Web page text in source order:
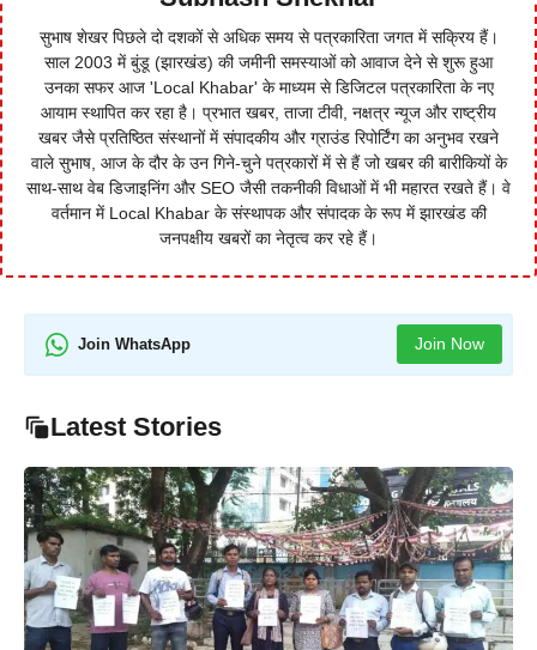
सुभाष शेखर पिछले दो दशकों से अधिक समय से पत्रकारिता जगत में सक्रिय हैं।
साल 2003 में बुंडू (झारखंड) की जमीनी समस्याओं को आवाज देने से शुरू हुआ
उनका सफर आज 'Local Khabar' के माध्यम से डिजिटल पत्रकारिता के नए
आयाम स्थापित कर रहा है। प्रभात खबर, ताजा टीवी, नक्षत्र न्यूज और राष्ट्रीय
खबर जैसे प्रतिष्ठित संस्थानों में संपादकीय और ग्राउंड रिपोर्टिंग का अनुभव रखने
वाले सुभाष, आज के दौर के उन गिने-चुने पत्रकारों में से हैं जो खबर की बारीकियों के
साथ-साथ वेब डिजाइनिंग और SEO जैसी तकनीकी विधाओं में भी महारत रखते हैं। वे
वर्तमान में Local Khabar के संस्थापक और संपादक के रूप में झारखंड की
जनपक्षीय खबरों का नेतृत्व कर रहे हैं।
Join WhatsApp Join Now
Latest Stories